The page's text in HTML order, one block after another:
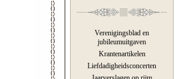
Verenigingsblad en
jubileumuitgaven
Krantenartikelen
Liefdadigheidsconcerten